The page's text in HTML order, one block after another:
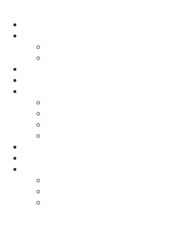
1 novembra, 2021
01 nov 2021
Woodpark
Partizánske bunkre vo Valčianskej doline
Váš výstup môžete začať priamo pri chate
Čítať celý článok